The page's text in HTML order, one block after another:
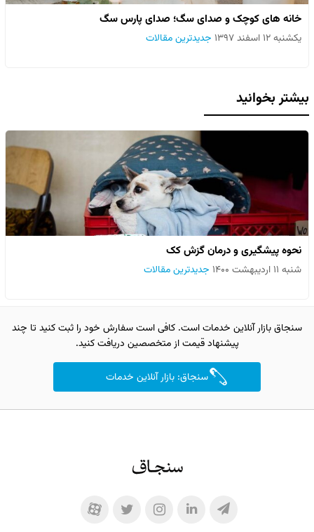
خانه های کوچک و صدای سگ؛ صدای پارس سگ
یکشنبه ۱۲ اسفند ۱۳۹۷ جدیدترین مقالات
بیشتر بخوانید
نحوه پیشگیری و درمان گزش کک
شنبه ۱۱ اردیبهشت ۱۴۰۰ جدیدترین مقالات
سنجاق بازار آنلاین خدمات است. کافی است سفارش خود را ثبت کنید تا چند
پیشنهاد قیمت از متخصصین دریافت کنید.
سنجاق: بازار آنلاین خدمات